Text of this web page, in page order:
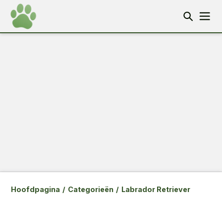
Hoofdpagina / Categorieën / Labrador Retriever